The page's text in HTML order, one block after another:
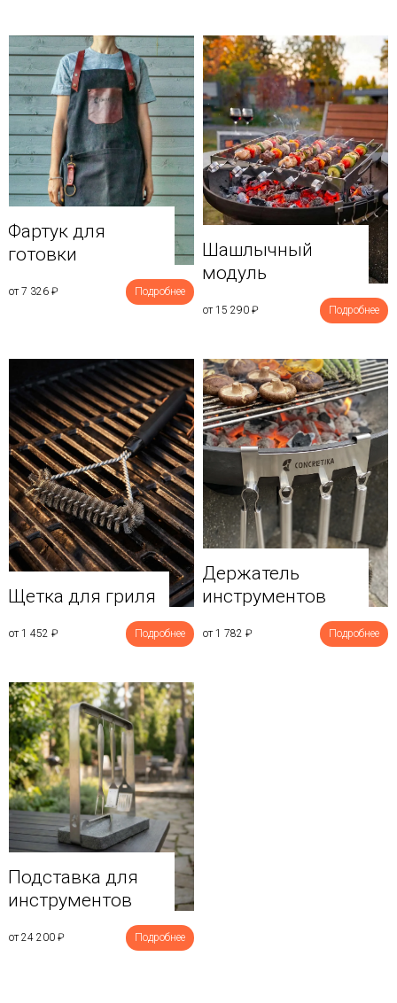
Фартук для
готовки
от 7 326 ₽ Подробнее
Шашлычный
модуль
от 15 290 ₽ Подробнее
Щетка для гриля
от 1 452 ₽ Подробнее
Держатель
инструментов
от 1 782 ₽ Подробнее
Подставка для
инструментов
от 24 200 ₽ Подробнее